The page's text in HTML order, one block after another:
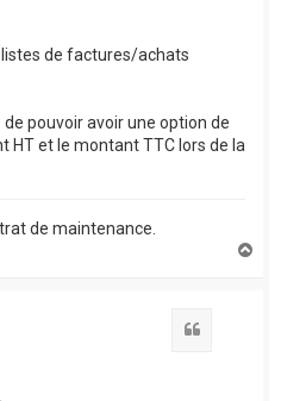
de factures/achats
pouvoir avoir une option de
HT et le montant TTC lors de la
de maintenance.